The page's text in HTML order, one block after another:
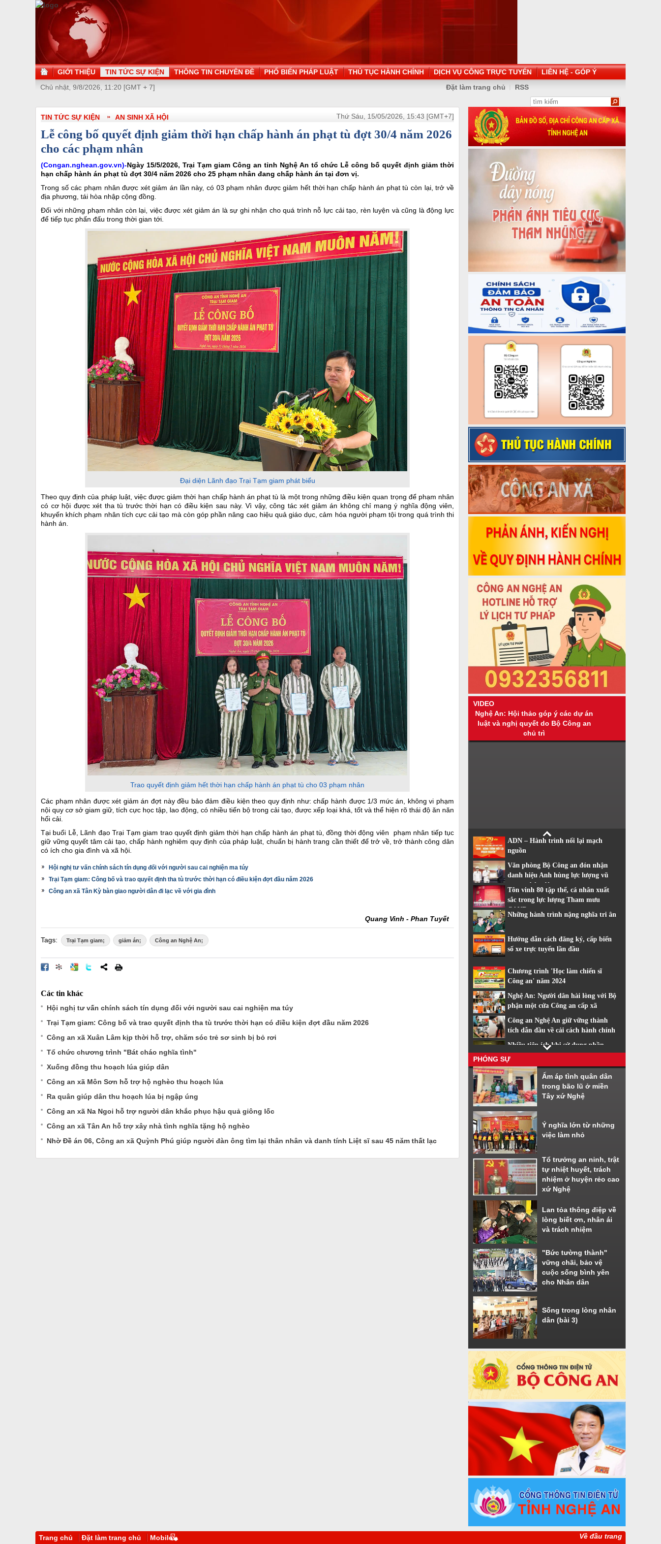
GIỚI THIỆU TIN TỨC SỰ KIỆN THÔNG TIN CHUYÊN ĐỀ PHỔ BIẾN PHÁP LUẬT THỦ TỤC HÀNH CHÍNH DỊCH VỤ CÔNG TRỰC TUYẾN
LIÊN HỆ - GÓP Ý
Chủ nhật, 9/8/2026, 11:20 [GMT + 7]
Đặt làm trang chủ RSS
TIN TỨC SỰ KIỆN AN SINH XÃ HỘI Thứ Sáu, 15/05/2026, 15:43 [GMT+7]
Lễ công bố quyết định giảm thời hạn chấp hành án phạt tù đợt 30/4 năm 2026
cho các phạm nhân
(Congan.nghean.gov.vn)-Ngày 15/5/2026, Trại Tạm giam Công an tỉnh Nghệ An tổ chức Lễ công bố quyết định giảm thời
hạn chấp hành án phạt tù đợt 30/4 năm 2026 cho 25 phạm nhân đang chấp hành án tại đơn vị.
Trong số các phạm nhân được xét giảm án lần này, có 03 phạm nhân được giảm hết thời hạn chấp hành án phạt tù còn lại, trở về
địa phương, tái hòa nhập cộng đồng.
Đối với những phạm nhân còn lại, việc được xét giảm án là sự ghi nhận cho quá trình nỗ lực cải tạo, rèn luyện và cũng là động lực
để tiếp tục phấn đấu trong thời gian tới.
Đại diện Lãnh đạo Trại Tạm giam phát biểu
Theo quy định của pháp luật, việc được giảm thời hạn chấp hành án phạt tù là một trong những điều kiện quan trọng để phạm nhân
có cơ hội được xét tha tù trước thời hạn có điều kiện sau này. Vì vậy, công tác xét giảm án không chỉ mang ý nghĩa động viên,
khuyến khích phạm nhân tích cực cải tạo mà còn góp phần nâng cao hiệu quả giáo dục, cảm hóa người phạm tội trong quá trình thi
hành án.
Trao quyết định giảm hết thời hạn chấp hành án phạt tù cho 03 phạm nhân
Các phạm nhân được xét giảm án đợt này đều bảo đảm điều kiện theo quy định như: chấp hành được 1/3 mức án, không vi phạm
nội quy cơ sở giam giữ, tích cực học tập, lao động, có nhiều tiến bộ trong cải tạo, được xếp loại khá, tốt và thể hiện rõ thái độ ăn năn
hối cải.
Tại buổi Lễ, Lãnh đạo Trại Tạm giam trao quyết định giảm thời hạn chấp hành án phạt tù, đồng thời động viên phạm nhân tiếp tục
giữ vững quyết tâm cải tạo, chấp hành nghiêm quy định của pháp luật, chuẩn bị hành trang cần thiết để trở về, trở thành công dân
có ích cho gia đình và xã hội.
Hội nghị tư vấn chính sách tín dụng đối với người sau cai nghiện ma túy
Trại Tạm giam: Công bố và trao quyết định tha tù trước thời hạn có điều kiện đợt đầu năm 2026
Công an xã Tân Kỳ bàn giao người dân đi lạc về với gia đình
Quang Vinh - Phan Tuyết
Tags: Trại Tạm giam; giảm án; Công an Nghệ An;
Các tin khác
Hội nghị tư vấn chính sách tín dụng đối với người sau cai nghiện ma túy
Trại Tạm giam: Công bố và trao quyết định tha tù trước thời hạn có điều kiện đợt đầu năm 2026
Công an xã Xuân Lâm kịp thời hỗ trợ, chăm sóc trẻ sơ sinh bị bỏ rơi
Tổ chức chương trình "Bát cháo nghĩa tình"
Xuống đồng thu hoạch lúa giúp dân
Công an xã Môn Sơn hỗ trợ hộ nghèo thu hoạch lúa
Ra quân giúp dân thu hoạch lúa bị ngập úng
Công an xã Na Ngoi hỗ trợ người dân khắc phục hậu quả giông lốc
Công an xã Tân An hỗ trợ xây nhà tình nghĩa tặng hộ nghèo
Nhờ Đề án 06, Công an xã Quỳnh Phú giúp người đàn ông tìm lại thân nhân và danh tính Liệt sĩ sau 45 năm thất lạc
VIDEO
Nghệ An: Hội thảo góp ý các dự án
luật và nghị quyết do Bộ Công an
chủ trì
ADN – Hành trình nối lại mạch
nguồn
Văn phòng Bộ Công an đón nhận
danh hiệu Anh hùng lực lượng vũ
trang nhân dân
Tôn vinh 80 tập thể, cá nhân xuất
sắc trong lực lượng Tham mưu
CAND
Những hành trình nặng nghĩa tri ân
Hướng dẫn cách đăng ký, cấp biển
số xe trực tuyến lần đầu
Chương trình 'Học làm chiến sĩ
Công an' năm 2024
Nghệ An: Người dân hài lòng với Bộ
phận một cửa Công an cấp xã
Công an Nghệ An giữ vững thành
tích dẫn đầu về cải cách hành chính
Nhiều tiện ích khi sử dụng phần
mềm VNeiD
Cách đăng ký tài khoản định danh
điện tử
PHÓNG SỰ
Ấm áp tình quân dân
trong bão lũ ở miền
Tây xứ Nghệ
Ý nghĩa lớn từ những
việc làm nhỏ
Tổ trưởng an ninh, trật
tự nhiệt huyết, trách
nhiệm ở huyện rẻo cao
xứ Nghệ
Lan tỏa thông điệp về
lòng biết ơn, nhân ái
và trách nhiệm
"Bức tường thành"
vững chãi, bảo vệ
cuộc sống bình yên
cho Nhân dân
Sống trong lòng nhân
dân (bài 3)
Trang chủ Đặt làm trang chủ Mobile Về đầu trang